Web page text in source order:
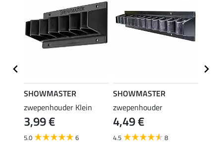
SHOWMASTER
zwepenhouder Klein
3,99 €
5.0 6
SHOWMASTER
zwepenhouder
4,49 €
4.5 8